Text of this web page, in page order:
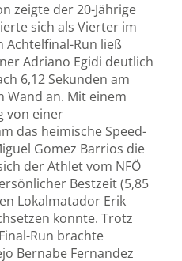
zeigte der 20-Jährige
sich als Vierter im
Achtelfinal-Run ließ
Adriano Egidi deutlich
6,12 Sekunden am
Wand an. Mit einem
von einer
das heimische Speed-
Gomez Barrios die
der Athlet vom NFÖ
Bestzeit (5,85
Lokalmatador Erik
konnte. Trotz
Run brachte
Bernabe Fernandez